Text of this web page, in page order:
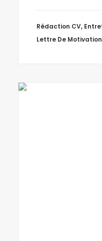
Rédaction CV,
Lettre De Motivation